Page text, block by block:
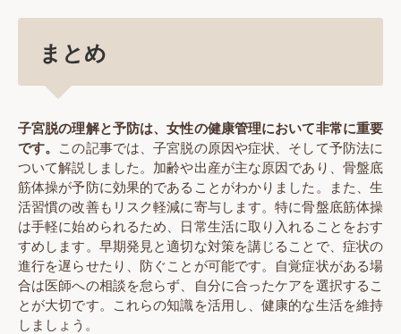
まとめ
子宮脱の理解と予防は、女性の健康管理において非常に重要
です。 この記事では、子宮脱の原因や症状、そして予防法に
ついて解説しました。加齢や出産が主な原因であり、骨盤底
筋体操が予防に効果的であることがわかりました。また、生
活習慣の改善もリスク軽減に寄与します。特に骨盤底筋体操
は手軽に始められるため、日常生活に取り入れることをおす
すめします。早期発見と適切な対策を講じることで、症状の
進行を遅らせたり、防ぐことが可能です。自覚症状がある場
合は医師への相談を怠らず、自分に合ったケアを選択するこ
とが大切です。これらの知識を活用し、健康的な生活を維持
しましょう。